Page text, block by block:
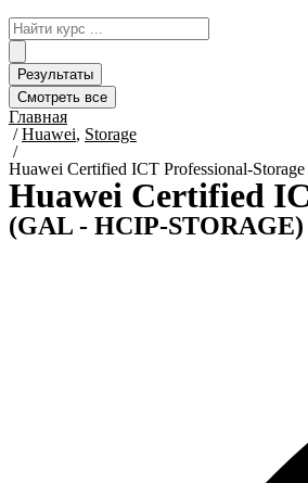
Search
...
Результаты
Смотреть все
Главная
/Huawei, Storage
/
Huawei Certified ICT Professional-
Huawei Certified
(GAL - HCIP-STORAGE)